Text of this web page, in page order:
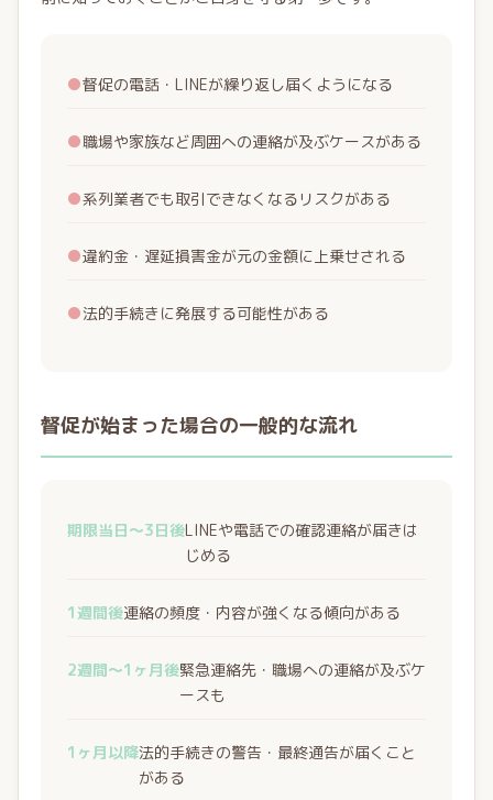
●督促の電話・LINEが繰り返し届くようになる
●職場や家族など周囲への連絡が及ぶケースがある
●系列業者でも取引できなくなるリスクがある
●違約金・遅延損害金が元の金額に上乗せされる
●法的手続きに発展する可能性がある
督促が始まった場合の一般的な流れ
期限当日〜3日後LINEや電話での確認連絡が届きは
じめる
1週間後連絡の頻度・内容が強くなる傾向がある
2週間〜1ヶ月後緊急連絡先・職場への連絡が及ぶケ
ースも
1ヶ月以降法的手続きの警告・最終通告が届くこと
がある